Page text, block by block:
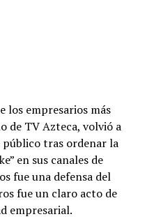
los empresarios más
de TV Azteca, volvió a
tras ordenar la
en sus canales de
fue una defensa del
fue un claro acto de
empresarial.